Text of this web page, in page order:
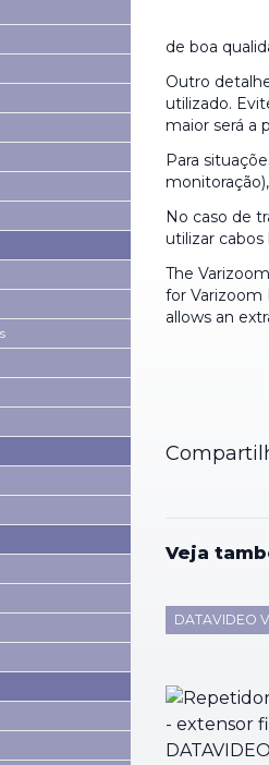
de boa
Outro
utilizado.
maior será a
Para
No caso de
utilizar cabos
The
for Varizoom
allows an
Veja
DATAVIDEO